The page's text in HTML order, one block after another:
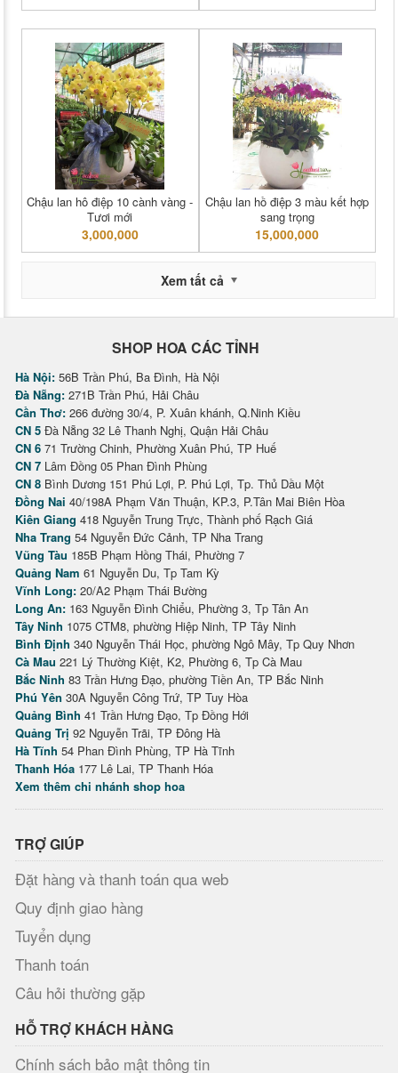
Chậu lan hô điệp 10 cành vàng -
Tươi mới
3,000,000
Chậu lan hồ điệp 3 màu kết hợp
sang trọng
15,000,000
Xem tất cả
SHOP HOA CÁC TỈNH
Hà Nội: 56B Trần Phú, Ba Đình, Hà Nội
Đà Nẵng: 271B Trần Phú, Hải Châu
Cần Thơ: 266 đường 30/4, P. Xuân khánh, Q.Ninh Kiều
CN 5 Đà Nẵng 32 Lê Thanh Nghị, Quận Hải Châu
CN 6 71 Trường Chinh, Phường Xuân Phú, TP Huế
CN 7 Lâm Đồng 05 Phan Đình Phùng
CN 8 Bình Dương 151 Phú Lợi, P. Phú Lợi, Tp. Thủ Dầu Một
Đồng Nai 40/198A Phạm Văn Thuận, KP.3, P.Tân Mai Biên Hòa
Kiên Giang 418 Nguyễn Trung Trực, Thành phố Rạch Giá
Nha Trang 54 Nguyễn Đức Cảnh, TP Nha Trang
Vũng Tàu 185B Phạm Hồng Thái, Phường 7
Quảng Nam 61 Nguyễn Du, Tp Tam Kỳ
Vĩnh Long: 20/A2 Phạm Thái Bường
Long An: 163 Nguyễn Đình Chiểu, Phường 3, Tp Tân An
Tây Ninh 1075 CTM8, phường Hiệp Ninh, TP Tây Ninh
Bình Định 340 Nguyễn Thái Học, phường Ngô Mây, Tp Quy Nhơn
Cà Mau 221 Lý Thường Kiệt, K2, Phường 6, Tp Cà Mau
Bắc Ninh 83 Trần Hưng Đạo, phường Tiền An, TP Bắc Ninh
Phú Yên 30A Nguyễn Công Trứ, TP Tuy Hòa
Quảng Bình 41 Trần Hưng Đạo, Tp Đồng Hới
Quảng Trị 92 Nguyễn Trãi, TP Đông Hà
Hà Tĩnh 54 Phan Đình Phùng, TP Hà Tĩnh
Thanh Hóa 177 Lê Lai, TP Thanh Hóa
Xem thêm chi nhánh shop hoa
TRỢ GIÚP
Đặt hàng và thanh toán qua web
Quy định giao hàng
Tuyển dụng
Thanh toán
Câu hỏi thường gặp
HỖ TRỢ KHÁCH HÀNG
Chính sách bảo mật thông tin